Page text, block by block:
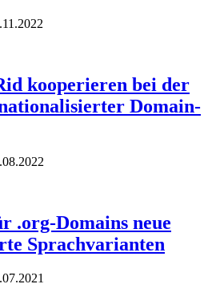
kooperieren bei der
Domain-
.org-Domains neue
Sprachvarianten